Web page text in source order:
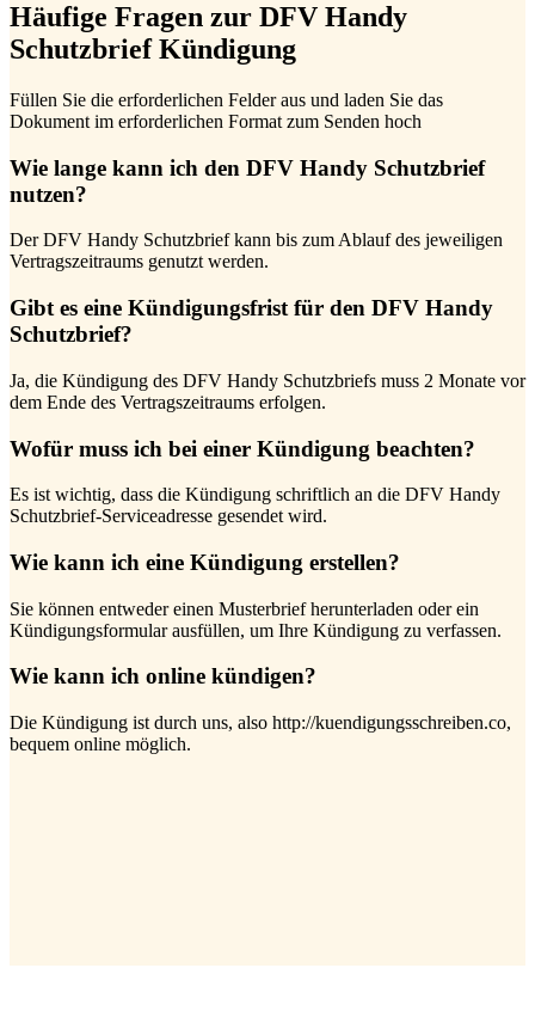
Häufige Fragen zur DFV Handy
Schutzbrief Kündigung
Füllen Sie die erforderlichen Felder aus und laden Sie das
Dokument im erforderlichen Format zum Senden hoch
Wie lange kann ich den DFV Handy Schutzbrief
nutzen?
Der DFV Handy Schutzbrief kann bis zum Ablauf des jeweiligen
Vertragszeitraums genutzt werden.
Gibt es eine Kündigungsfrist für den DFV Handy
Schutzbrief?
Ja, die Kündigung des DFV Handy Schutzbriefs muss 2 Monate vor
dem Ende des Vertragszeitraums erfolgen.
Wofür muss ich bei einer Kündigung beachten?
Es ist wichtig, dass die Kündigung schriftlich an die DFV Handy
Schutzbrief-Serviceadresse gesendet wird.
Wie kann ich eine Kündigung erstellen?
Sie können entweder einen Musterbrief herunterladen oder ein
Kündigungsformular ausfüllen, um Ihre Kündigung zu verfassen.
Wie kann ich online kündigen?
Die Kündigung ist durch uns, also http://kuendigungsschreiben.co,
bequem online möglich.